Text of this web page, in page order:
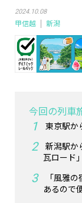
2024.10.08
甲信越 新潟
今回の列車
東京駅か
新潟駅か
瓦ロード
「風雅
あるので